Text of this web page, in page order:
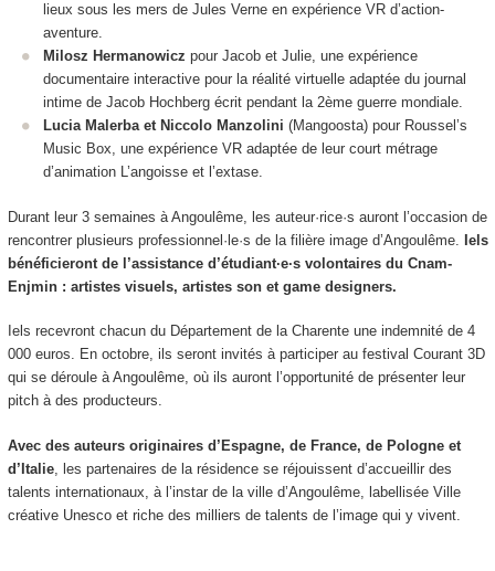
lieux sous les mers de Jules Verne en expérience VR d’action-
aventure.
Milosz Hermanowicz pour Jacob et Julie, une expérience
documentaire interactive pour la réalité virtuelle adaptée du journal
intime de Jacob Hochberg écrit pendant la 2ème guerre mondiale.
Lucia Malerba et Niccolo Manzolini (Mangoosta) pour Roussel’s
Music Box, une expérience VR adaptée de leur court métrage
d’animation L’angoisse et l’extase.
Durant leur 3 semaines à Angoulême, les auteur·rice·s auront l’occasion de
rencontrer plusieurs professionnel·le·s de la filière image d’Angoulême.
Iels
bénéficieront de l’assistance d’étudiant·e·s volontaires du Cnam-
Enjmin : artistes visuels, artistes son et game designers.
Iels recevront chacun du Département de la Charente une indemnité de 4
000 euros. En octobre, ils seront invités à participer au festival Courant 3D
qui se déroule à Angoulême, où ils auront l’opportunité de présenter leur
pitch à des producteurs.
Avec des auteurs originaires d’Espagne, de France, de Pologne et
d’Italie, les partenaires de la résidence se réjouissent d’accueillir des
talents internationaux, à l’instar de la ville d’Angoulême, labellisée Ville
créative Unesco et riche des milliers de talents de l’image qui y vivent.